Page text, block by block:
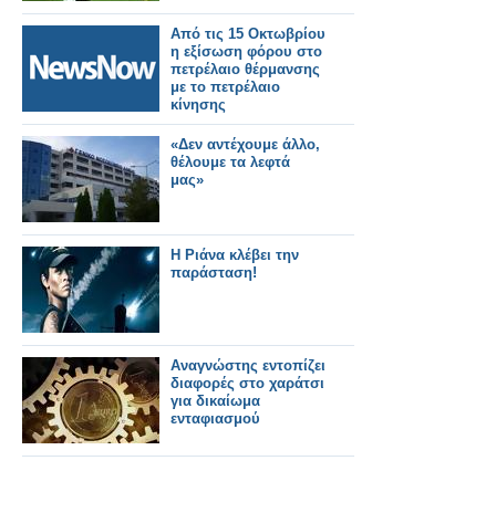
Από τις 15 Οκτωβρίου
η εξίσωση φόρου στο
πετρέλαιο θέρμανσης
με το πετρέλαιο
κίνησης
«Δεν αντέχουμε άλλο,
θέλουμε τα λεφτά
μας»
Η Ριάνα κλέβει την
παράσταση!
Αναγνώστης εντοπίζει
διαφορές στο χαράτσι
για δικαίωμα
ενταφιασμού